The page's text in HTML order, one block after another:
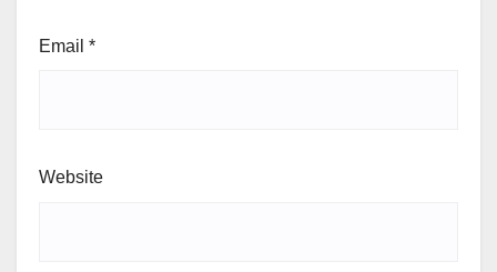
Email *
Website